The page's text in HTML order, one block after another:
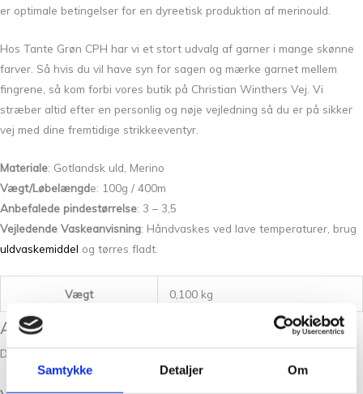
Samtykke Detaljer Om
er optimale betingelser for en dyreetisk produktion af merinould.
Hos Tante Grøn CPH har vi et stort udvalg af garner i mange skønne
farver. Så hvis du vil have syn for sagen og mærke garnet mellem
fingrene, så kom forbi vores butik på Christian Winthers Vej. Vi
stræber altid efter en personlig og nøje vejledning så du er på sikker
vej med dine fremtidige strikkeeventyr.
Materiale: Gotlandsk uld, Merino
Vægt/Løbelængde: 100g / 400m
Anbefalede pindestørrelse: 3 – 3,5
Vejledende Vaskeanvisning: Håndvaskes ved lave temperaturer, brug
uldvaskemiddel og tørres fladt.
Vægt 0,100 kg
Anmeldelser
Der er endnu ikke nogle anmeldelser.